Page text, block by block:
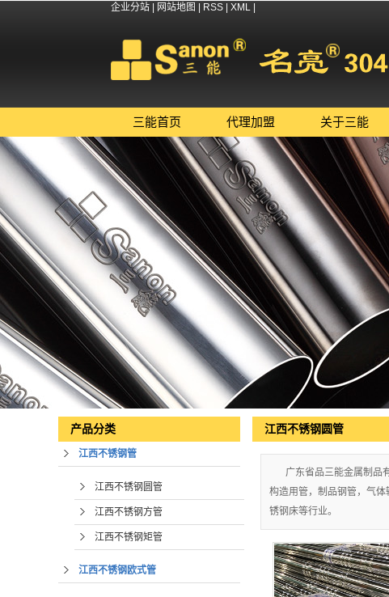
企业分站 网站地图 RSS XML
三能首页 代理加盟 关于三能
产品分类
江西不锈钢管
江西不锈钢圆管
江西不锈钢方管
江西不锈钢矩管
江西不锈钢欧式管
江西不锈钢圆管
广东省品三能金属制品
构造用管，制品钢管，气
锈钢床等行业。